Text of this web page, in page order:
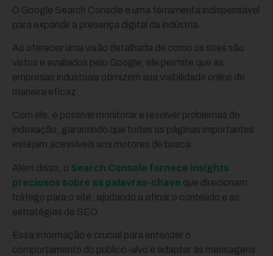
O Google Search Console é uma ferramenta indispensável
para expandir a presença digital da indústria.
Ao oferecer uma visão detalhada de como os sites são
vistos e avaliados pelo Google, ele permite que as
empresas industriais otimizem sua visibilidade online de
maneira eficaz.
Com ele, é possível monitorar e resolver problemas de
indexação, garantindo que todas as páginas importantes
estejam acessíveis aos motores de busca.
Além disso, o Search Console fornece insights
preciosos sobre as palavras-chave que direcionam
tráfego para o site, ajudando a afinar o conteúdo e as
estratégias de SEO.
Essa informação é crucial para entender o
comportamento do público-alvo e adaptar as mensagens